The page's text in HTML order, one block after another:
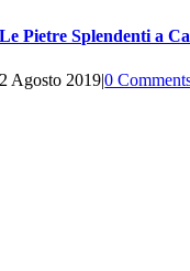
Le Pietre Splendenti a
2 Agosto 2019|0